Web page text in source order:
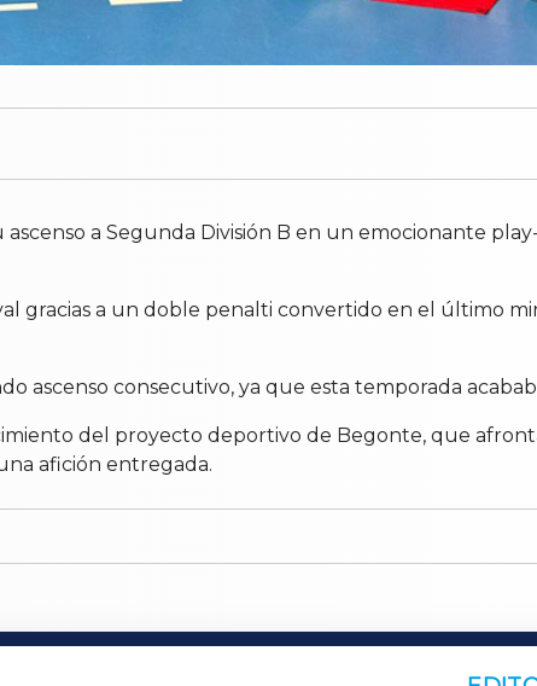
a Segunda División B en un emocionante
gracias a un doble penalti convertido en el último
ascenso consecutivo, ya que esta temporada
del proyecto deportivo de Begonte, que
afición entregada.